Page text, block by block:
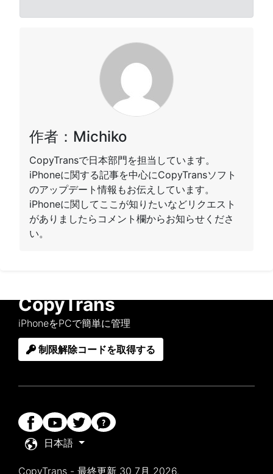
作者：Michiko
CopyTransで日本部門を担当しています。
iPhoneに関する記事を中心にCopyTransソフト
のアップデート情報もお伝えしています。
iPhoneに関してここが知りたいなどリクエスト
がありましたらコメント欄からお知らせくださ
い。
CopyTrans
iPhoneをPCで簡単に管理
制限解除コードを取得する
日本語
CopyTrans - 最終更新 30 7月 2026.